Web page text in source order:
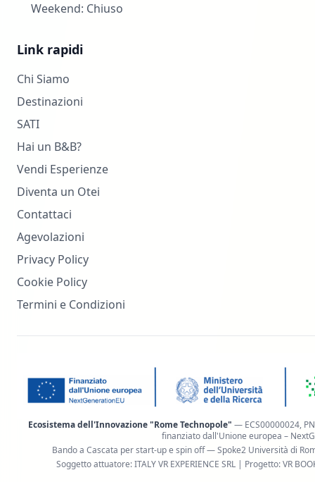
Weekend: Chiuso
Link rapidi
Chi Siamo
Destinazioni
SATI
Hai un B&B?
Vendi Esperienze
Diventa un Otei
Contattaci
Agevolazioni
Privacy Policy
Cookie Policy
Termini e Condizioni
Ecosistema dell'Innovazione "Rome Technopole" — ECS00000024,
finanziato dall'Unione europea –
Bando a Cascata per start-up e spin off — Spoke2 Università di
Soggetto attuatore:ITALY VR EXPERIENCE SRL| Progetto:VR